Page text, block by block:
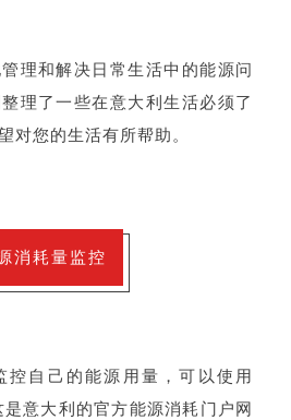
理和解决日常生活中的能源问
理了一些在意大利生活必须了
对您的生活有所帮助。
消耗量监控
控自己的能源用量，可以使用
是意大利的官方能源消耗门户网